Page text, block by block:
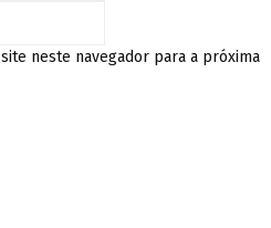
neste navegador para a próxima